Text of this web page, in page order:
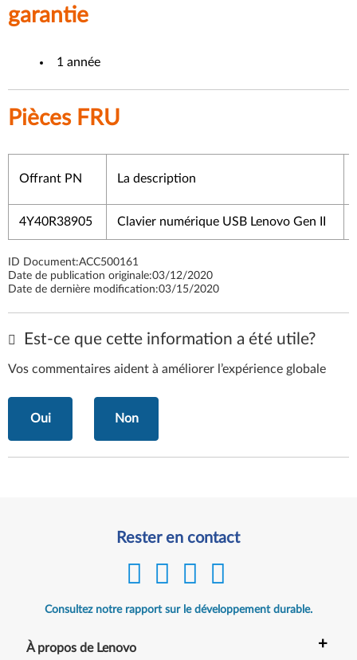
garantie
1 année
Pièces FRU
Offrant PN La description
4Y40R38905 Clavier numérique USB Lenovo Gen II
ID Document:ACC500161
Date de publication originale:03/12/2020
Date de dernière modification:03/15/2020
Est-ce que cette information a été utile?
Vos commentaires aident à améliorer l’expérience globale
Oui Non
Rester en contact
Consultez notre rapport sur le développement durable.
À propos de Lenovo +